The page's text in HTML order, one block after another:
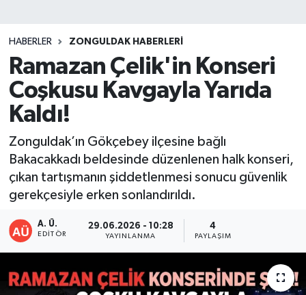
HABERLER ZONGULDAK HABERLERI
Ramazan Çelik'in Konseri
Coşkusu Kavgayla Yarıda
Kaldı!
Zonguldak’ın Gökçebey ilçesine bağlı
Bakacakkadı beldesinde düzenlenen halk konseri,
çıkan tartışmanın şiddetlenmesi sonucu güvenlik
gerekçesiyle erken sonlandırıldı.
A. Ü.
EDITÖR
29.06.2026 - 10:28
YAYINLANMA
4
PAYLAŞIM
DÜZCE
EREĞLİ
KARABÜK
KASTAMONU